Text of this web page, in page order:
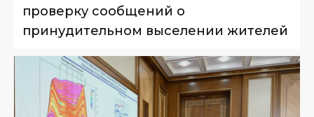
проверку сообщений о
принудительном выселении жителей